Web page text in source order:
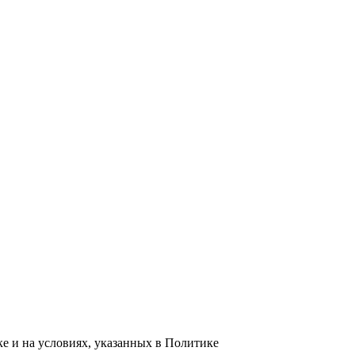
и на условиях, указанных в Политике